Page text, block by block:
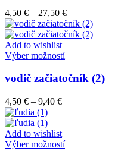
variantov.
Možnosti
si
môžete
vybrať
na
stránke
produktu.
4,50 € – 27,50 €Price
range:
4,50 €
Add to wishlist
Výber možnostíTento
má
vybrať
na
vodič začiatočník (2)
4,50 € – 9,40 €Price
through
9,40 €
Add to wishlist
Výber možnostíTento